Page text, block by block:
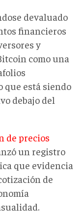
devaluado
financieros
y
como una
que está siendo
debajo del
de precios
un registro
que evidencia
de